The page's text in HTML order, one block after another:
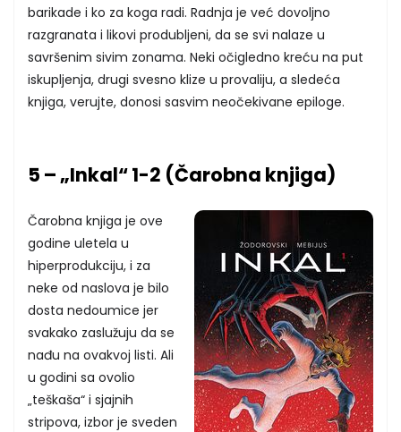
barikade i ko za koga radi. Radnja je već dovoljno
razgranata i likovi produbljeni, da se svi nalaze u
savršenim sivim zonama. Neki očigledno kreću na put
iskupljenja, drugi svesno klize u provaliju, a sledeća
knjiga, verujte, donosi sasvim neočekivane epiloge.
5 – „Inkal“ 1-2 (Čarobna knjiga)
Čarobna knjiga je ove
godine uletela u
hiperprodukciju, i za
neke od naslova je bilo
dosta nedoumice jer
svakako zaslužuju da se
nađu na ovakvoj listi. Ali
u godini sa ovolio
„teškaša“ i sjajnih
stripova, izbor je sveden